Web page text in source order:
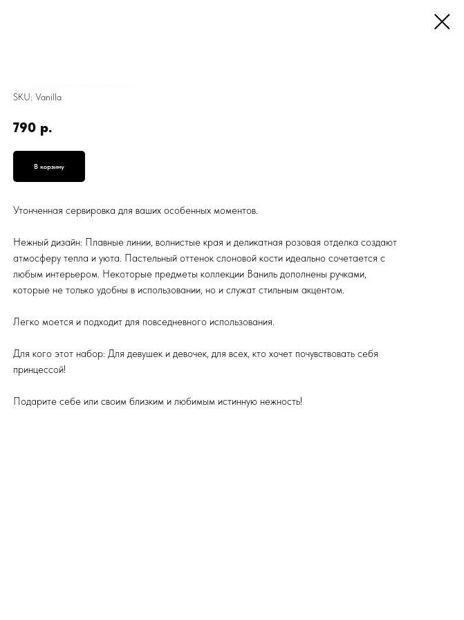
SKU: Vanilla
790 р.
В корзину
Утонченная сервировка для ваших особенных моментов.
Нежный дизайн: Плавные линии, волнистые края и деликатная розовая отделка создают
атмосферу тепла и уюта. Пастельный оттенок слоновой кости идеально сочетается с
любым интерьером. Некоторые предметы коллекции Ваниль дополнены ручками,
которые не только удобны в использовании, но и служат стильным акцентом.
Легко моется и подходит для повседневного использования.
Для кого этот набор: Для девушек и девочек, для всех, кто хочет почувствовать себя
принцессой!
Подарите себе или своим близким и любимым истинную нежность!